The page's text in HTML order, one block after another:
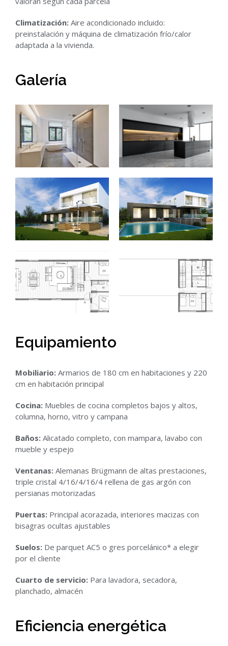
Climatización: Aire acondicionado incluido:
preinstalación y máquina de climatización frío/calor
adaptada a la vivienda.
Galería
Equipamiento
Mobiliario: Armarios de 180 cm en habitaciones y 220
cm en habitación principal
Cocina: Muebles de cocina completos bajos y altos,
columna, horno, vitro y campana
Baños: Alicatado completo, con mampara, lavabo con
mueble y espejo
Ventanas: Alemanas Brügmann de altas prestaciones,
triple cristal 4/16/4/16/4 rellena de gas argón con
persianas motorizadas
Puertas: Principal acorazada, interiores macizas con
bisagras ocultas ajustables
Suelos: De parquet AC5 o gres porcelánico* a elegir
por el cliente
Cuarto de servicio: Para lavadora, secadora,
planchado, almacén
Eficiencia energética